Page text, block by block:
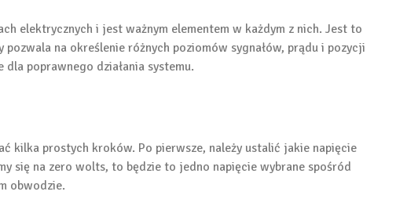
elektrycznych i jest ważnym elementem w każdym z nich. Jest to
na określenie różnych poziomów sygnałów, prądu i pozycji
poprawnego działania systemu.
kilka prostych kroków. Po pierwsze, należy ustalić jakie napięcie
się na zero wolts, to będzie to jedno napięcie wybrane spośród
obwodzie.